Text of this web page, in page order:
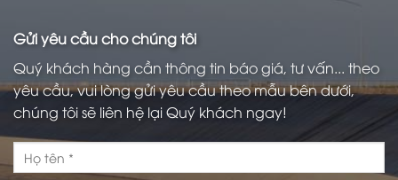
Gửi yêu cầu cho chúng tôi
Quý khách hàng cần thông tin báo giá, tư vấn... theo
yêu cầu, vui lòng gửi yêu cầu theo mẫu bên dưới,
chúng tôi sẽ liên hệ lại Quý khách ngay!